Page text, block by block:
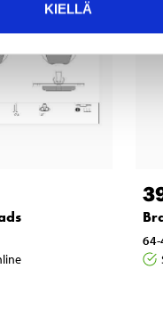
KIELLÄ